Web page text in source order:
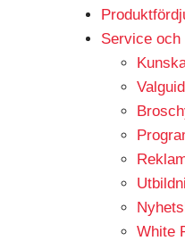
Service och
White